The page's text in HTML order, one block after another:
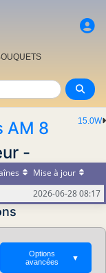
15.0W
AM 8
-
Mise à jour
2026-06-28 08:17
Options
avancées
▼